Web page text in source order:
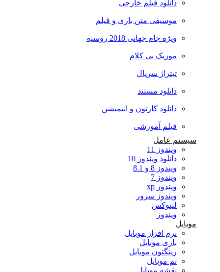
دانلود فیلم خارجی
موسیقی متن بازی و فیلم
ویژه جام جهانی 2018 روسیه
موزیک بی کلام
تیتراژ سریال
دانلود مستند
دانلود کارتون و انیمیشن
فیلم آموزشی
سیستم عامل
ویندوز 11
دانلود ویندوز 10
ویندوز 8 و 8.1
ویندوز 7
ویندوز xp
ویندوز سرور
لینوکس
ویندوز
موبایل
نرم افزار موبایل
بازی موبایل
رینگتون موبایل
تم موبایل
نقشه موبایل